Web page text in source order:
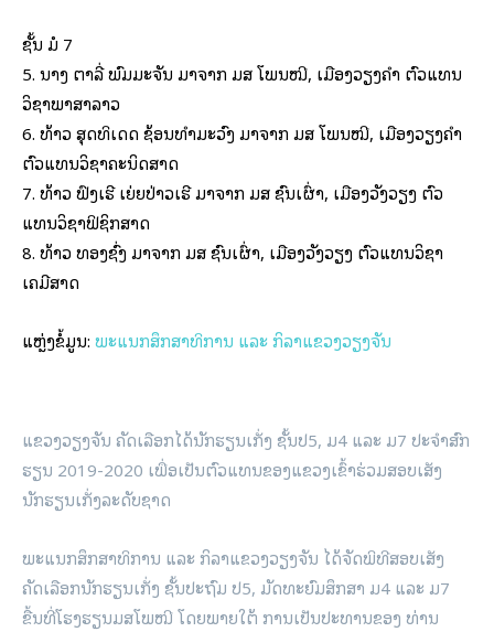
ຊັ້ນ ມໍ 7
5. ນາງ ຕາລີ່ ພົມມະຈັນ ມາຈາກ ມສ ໂພນໝີ, ເມືອງວຽງຄຳ ຕົວແທນ
ວິຊາພາສາລາວ
6. ທ້າວ ສຸດທິເດດ ຊ້ອນທຳມະວົງ ມາຈາກ ມສ ໂພນໝີ, ເມືອງວຽງຄຳ
ຕົວແທນວິຊາຄະນິດສາດ
7. ທ້າວ ຟົງເຮີ ເຍ່ຍປ່າວເຮີ ມາຈາກ ມສ ຊົນເຜົ່າ, ເມືອງວັງວຽງ ຕົວ
ແທນວິຊາຟິຊິກສາດ
8. ທ້າວ ທອງຊົ່ງ ມາຈາກ ມສ ຊົນເຜົ່າ, ເມືອງວັງວຽງ ຕົວແທນວິຊາ
ເຄມີສາດ
ແຫຼ່ງຂໍ້ມູນ: ພະແນກສຶກສາທິການ ແລະ ກິລາແຂວງວຽງຈັນ
ແຂວງວຽງຈັນ ຄັດເລືອກໄດ້ນັກຮຽນເກັ່ງ ຊັ້ນປ5, ມ4 ແລະ ມ7 ປະຈໍາສົກ
ຮຽນ 2019-2020 ເພື່ອເປັນຕົວແທນຂອງແຂວງເຂົ້າຮ່ວມສອບເສັງ
ນັກຮຽນເກັ່ງລະດັບຊາດ
ພະແນກສຶກສາທິການ ແລະ ກິລາແຂວງວຽງຈັນ ໄດ້ຈັດພິທີສອບເສັງ
ຄັດເລືອກນັກຮຽນເກັ່ງ ຊັ້ນປະຖົມ ປ5, ມັດທະຍົມສຶກສາ ມ4 ແລະ ມ7
ຂື້ນທີ່ໂຮງຮຽນມສໂພໝີ ໂດຍພາຍໃຕ້ ການເປັນປະທານຂອງ ທ່ານ